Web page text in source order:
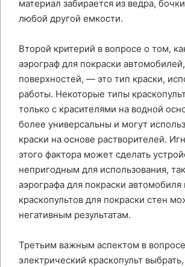
материал забирается из ведра,
любой другой емкости.
Второй критерий в вопросе о том,
аэрограф для покраски
поверхностей, — это тип краски,
работы. Некоторые типы
только с красителями на водной
более универсальны и могут
краски на основе растворителей.
этого фактора может сделать
непригодным для использования,
аэрографа для покраски автомобиля
краскопультов для покраски стен
негативным результатам.
Третьим важным аспектом в
электрический краскопульт